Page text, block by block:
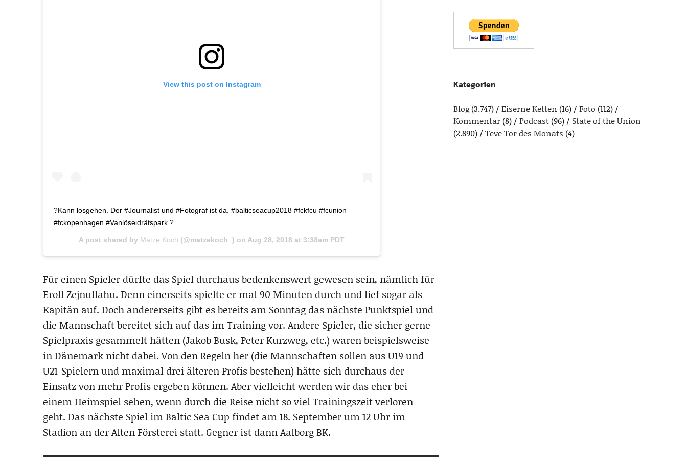
View this post on Instagram
?Kann losgehen. Der #Journalist und #Fotograf ist da. #balticseacup2018 #fckfcu #fcunion
#fckopenhagen #Vanlöseidrätspark ?
A post shared by Matze Koch (@matzekoch_) on Aug 28, 2018 at 3:38am PDT
Für einen Spieler dürfte das Spiel durchaus bedenkenswert gewesen sein, nämlich für
Eroll Zejnullahu. Denn einerseits spielte er mal 90 Minuten durch und lief sogar als
Kapitän auf. Doch andererseits gibt es bereits am Sonntag das nächste Punktspiel und
die Mannschaft bereitet sich auf das im Training vor. Andere Spieler, die sicher gerne
Spielpraxis gesammelt hätten (Jakob Busk, Peter Kurzweg, etc.) waren beispielsweise
in Dänemark nicht dabei. Von den Regeln her (die Mannschaften sollen aus U19 und
U21-Spielern und maximal drei älteren Profis bestehen) hätte sich durchaus der
Einsatz von mehr Profis ergeben können. Aber vielleicht werden wir das eher bei
einem Heimspiel sehen, wenn durch die Reise nicht so viel Trainingszeit verloren
geht. Das nächste Spiel im Baltic Sea Cup findet am 18. September um 12 Uhr im
Stadion an der Alten Försterei statt. Gegner ist dann Aalborg BK.
Kategorien
Blog(3.747) Eiserne Ketten (16) Foto (112)
Kommentar(8) Podcast(96)
State of the Union
(2.890)
Teve Tor des Monats (4)